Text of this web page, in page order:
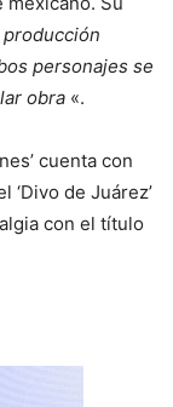
producción
personajes se
obra «.
cuenta con
de Juárez’
con el título